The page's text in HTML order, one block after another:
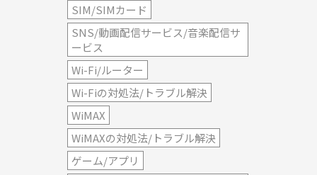
SIM/SIMカード
SNS/動画配信サービス/音楽配信サ
ービス
Wi-Fi/ルーター
Wi-Fiの対処法/トラブル解決
WiMAX
WiMAXの対処法/トラブル解決
ゲーム/アプリ